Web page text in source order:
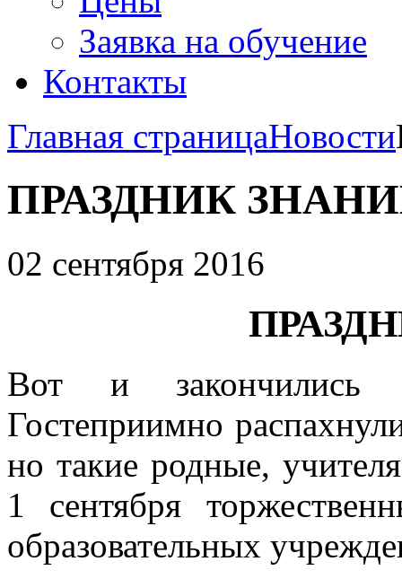
Заявка на обучение
Контакты
Главная страницаНовости
ПРАЗДНИК
02 сентября 2016
Вот и закончились
Гостеприимно
но такие родные,
1 сентября
образовательных